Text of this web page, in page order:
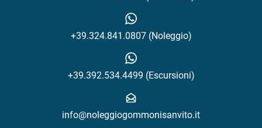
+39.324.841.0807 (Noleggio)
+39.392.534.4499 (Escursioni)
info@noleggiogommonisanvito.it